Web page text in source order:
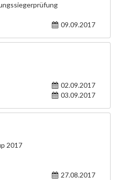
09.09.2017
02.09.2017
03.09.2017
2017
27.08.2017